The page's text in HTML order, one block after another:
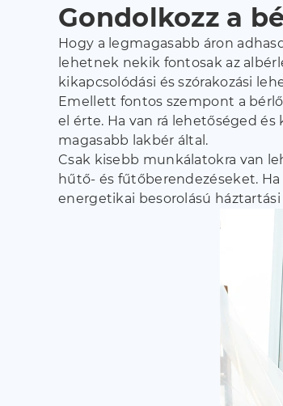
Gondolkozz a
Hogy a legmagasabb áron
lehetnek nekik fontosak az
kikapcsolódási és szórakozási
Emellett fontos szempont a
el érte. Ha van rá lehetőséged
magasabb lakbér által.
Csak kisebb munkálatokra van
hűtő- és fűtőberendezéseket.
energetikai besorolású